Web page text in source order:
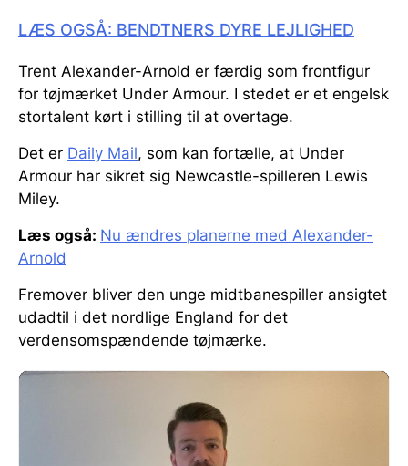
LÆS OGSÅ: BENDTNERS DYRE LEJLIGHED
Trent Alexander-Arnold er færdig som frontfigur
for tøjmærket Under Armour. I stedet er et engelsk
stortalent kørt i stilling til at overtage.
Det er Daily Mail, som kan fortælle, at Under
Armour har sikret sig Newcastle-spilleren Lewis
Miley.
Læs også: Nu ændres planerne med Alexander-
Arnold
Fremover bliver den unge midtbanespiller ansigtet
udadtil i det nordlige England for det
verdensomspændende tøjmærke.